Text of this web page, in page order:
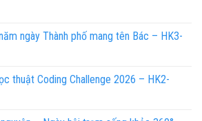
ngày Thành phố mang tên Bác – HK3-
thuật Coding Challenge 2026 – HK2-